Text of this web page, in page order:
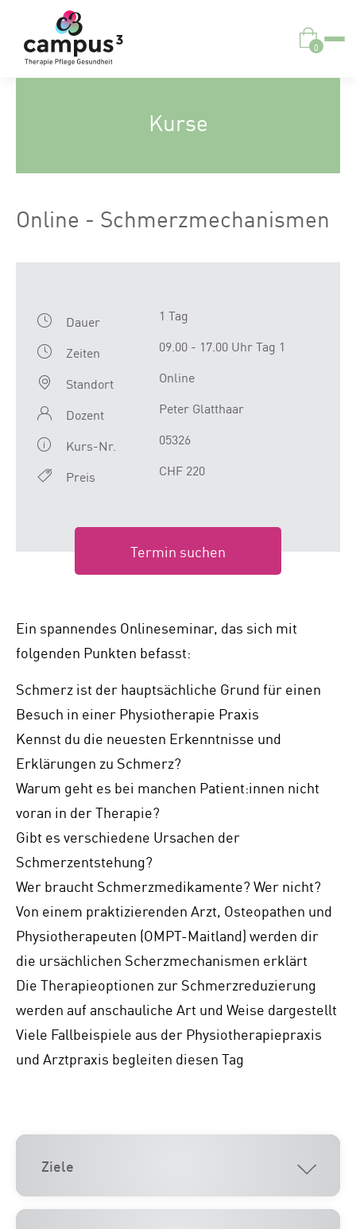
0
Kurse
Online - Schmerzmechanismen
Dauer
1 Tag
Zeiten
09.00 - 17.00 Uhr Tag 1
Standort
Online
Dozent
Peter Glatthaar
Kurs-Nr.
05326
Preis
CHF 220
Termin suchen
Ein spannendes Onlineseminar, das sich mit
folgenden Punkten befasst:
Schmerz ist der hauptsächliche Grund für einen
Besuch in einer Physiotherapie Praxis
Kennst du die neuesten Erkenntnisse und
Erklärungen zu Schmerz?
Warum geht es bei manchen Patient:innen nicht
voran in der Therapie?
Gibt es verschiedene Ursachen der
Schmerzentstehung?
Wer braucht Schmerzmedikamente? Wer nicht?
Von einem praktizierenden Arzt, Osteopathen und
Physiotherapeuten (OMPT-Maitland) werden dir
die ursächlichen Scherzmechanismen erklärt
Die Therapieoptionen zur Schmerzreduzierung
werden auf anschauliche Art und Weise dargestellt
Viele Fallbeispiele aus der Physiotherapiepraxis
und Arztpraxis begleiten diesen Tag
Ziele